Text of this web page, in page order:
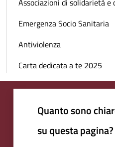
Emergenza Socio Sanitaria
Antiviolenza
Carta dedicata a te 2025
Quanto sono
su questa pagina?